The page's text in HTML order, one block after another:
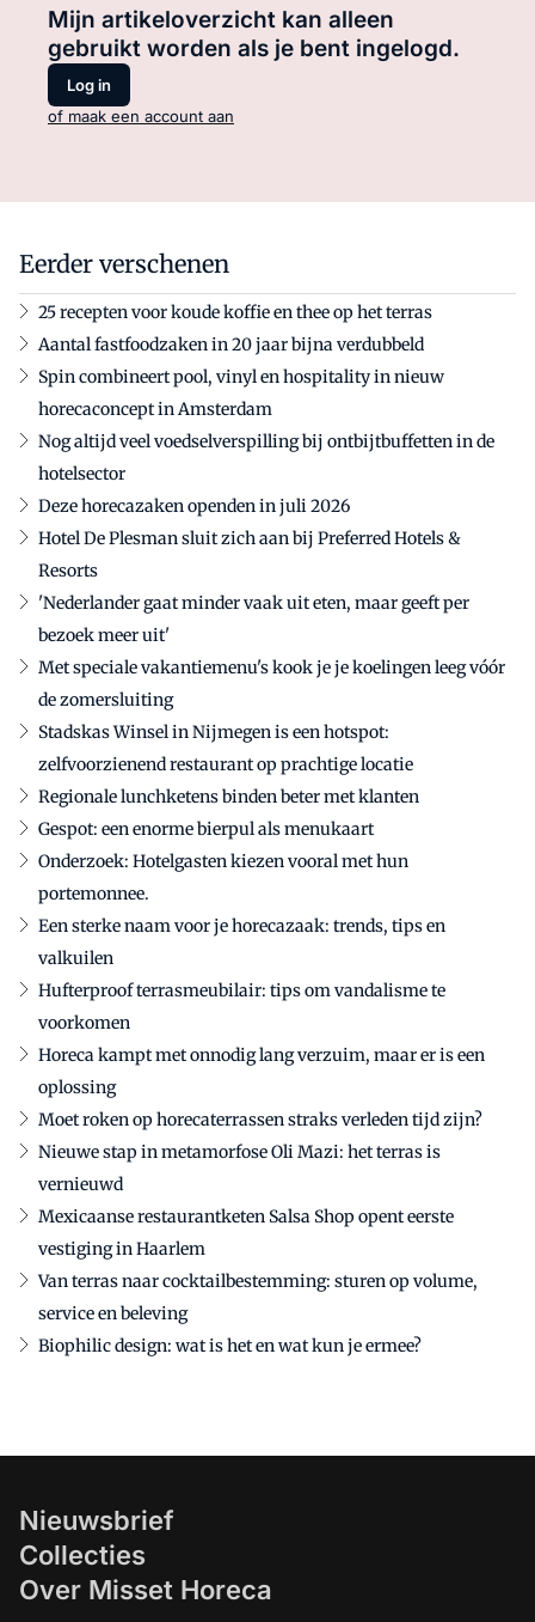
Mijn artikeloverzicht kan alleen
gebruikt worden als je bent ingelogd.
Log in
of maak een account aan
Eerder verschenen
25 recepten voor koude koffie en thee op het terras
Aantal fastfoodzaken in 20 jaar bijna verdubbeld
Spin combineert pool, vinyl en hospitality in nieuw
horecaconcept in Amsterdam
Nog altijd veel voedselverspilling bij ontbijtbuffetten in de
hotelsector
Deze horecazaken openden in juli 2026
Hotel De Plesman sluit zich aan bij Preferred Hotels &
Resorts
'Nederlander gaat minder vaak uit eten, maar geeft per
bezoek meer uit'
Met speciale vakantiemenu's kook je je koelingen leeg vóór
de zomersluiting
Stadskas Winsel in Nijmegen is een hotspot:
zelfvoorzienend restaurant op prachtige locatie
Regionale lunchketens binden beter met klanten
Gespot: een enorme bierpul als menukaart
Onderzoek: Hotelgasten kiezen vooral met hun
portemonnee.
Een sterke naam voor je horecazaak: trends, tips en
valkuilen
Hufterproof terrasmeubilair: tips om vandalisme te
voorkomen
Horeca kampt met onnodig lang verzuim, maar er is een
oplossing
Moet roken op horecaterrassen straks verleden tijd zijn?
Nieuwe stap in metamorfose Oli Mazi: het terras is
vernieuwd
Mexicaanse restaurantketen Salsa Shop opent eerste
vestiging in Haarlem
Van terras naar cocktailbestemming: sturen op volume,
service en beleving
Biophilic design: wat is het en wat kun je ermee?
Nieuwsbrief
Collecties
Over Misset Horeca